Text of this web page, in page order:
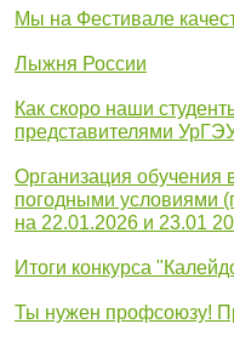
Мы на Фестивале
Лыжня России
Как скоро наши
представителями
Организация обучения
погодными условиями
на 22.01.2026 и 23.01
Итоги конкурса
Ты нужен профсоюзу!